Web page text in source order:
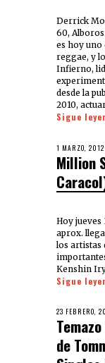
Derrick
60,
es hoy uno
reggae, y
Infierno,
desde la
2010,
Sigue
1 MARZO, 2012
Million
Hoy jueves
aprox.
los artistas
Kenshin
Sigue
23 FEBRERO,
de